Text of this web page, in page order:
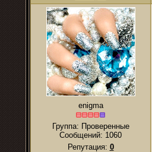
enigma
Группа: Проверенные
Сообщений: 1060
Репутация: 0